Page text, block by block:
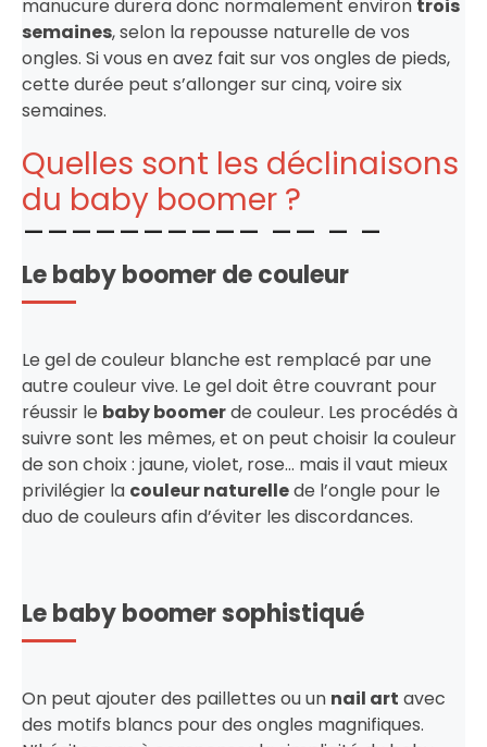
manucure durera donc normalement environ trois
semaines, selon la repousse naturelle de vos
ongles. Si vous en avez fait sur vos ongles de pieds,
cette durée peut s’allonger sur cinq, voire six
semaines.
Quelles sont les déclinaisons
du baby boomer ?
Le baby boomer de couleur
Le gel de couleur blanche est remplacé par une
autre couleur vive. Le gel doit être couvrant pour
réussir le baby boomerde couleur. Les procédés à
suivre sont les mêmes, et on peut choisir la couleur
de son choix : jaune, violet, rose… mais il vaut mieux
privilégier la couleur naturellede l’ongle pour le
duo de couleurs afin d’éviter les discordances.
Le baby boomer sophistiqué
On peut ajouter des paillettes ou un nail art avec
des motifs blancs pour des ongles magnifiques.